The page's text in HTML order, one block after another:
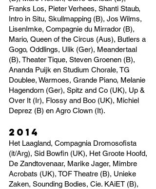
Franks Los, Pieter Verhees, Shanti Staub,
Intro in Situ, Skullmapping (B), Jos Wilms,
LisenImke, Compagnie du Mirrador (B),
Mario, Queen of the Circus (Aus), Butlers a
Gogo, Oddlings, Ulik (Ger), Meandertaal
(B), Theater Tique, Steven Groenen (B),
Ananda Puijk en Studium Chorale, TG
Doublee, Warmoes, Grande Piano, Melanie
Hagendorn (Ger), Spitz and Co (UK), Up &
Over It (Ir), Flossy and Boo (UK), Michiel
Deprez (B) en Agro Clown (It).
2014
Het Laagland, Compagnia Dromosofista
(it/Arg), Sid Bowfin (UK), Het Groote Hoofd,
De Zandtovenaar, Marike Jager, Mimbre
Acrobats (UK), TOF Theatre (B), Unieke
Zaken, Sounding Bodies, Cie. KAiET (B),